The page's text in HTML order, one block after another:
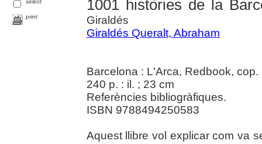
select
print
1001 històries de la
Giraldés
Giraldés Queralt, Abraham
Barcelona : L'Arca, Redbook, cop.
240 p. : il. ; 23 cm
Referències bibliogràfiques.
ISBN 9788494250583
Aquest llibre vol explicar com va